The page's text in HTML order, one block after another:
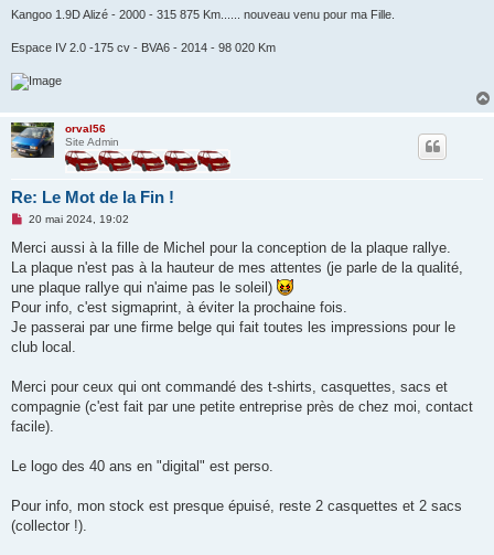
Kangoo 1.9D Alizé - 2000 - 315 875 Km...... nouveau venu pour ma Fille.
Espace IV 2.0 -175 cv - BVA6 - 2014 - 98 020 Km
orval56
Site Admin
Re: Le Mot de la Fin !
M
s
a
g
n
o
l
20 mai 2024, 19:02
Merci aussi à la fille de Michel pour la conception de la plaque rallye.
La plaque n'est pas à la hauteur de mes attentes (je parle de la qualité,
une plaque rallye qui n'aime pas le soleil)
Pour info, c'est sigmaprint, à éviter la prochaine fois.
Je passerai par une firme belge qui fait toutes les impressions pour le
club local.
Merci pour ceux qui ont commandé des t-shirts, casquettes, sacs et
compagnie (c'est fait par une petite entreprise près de chez moi, contact
facile).
Le logo des 40 ans en "digital" est perso.
Pour info, mon stock est presque épuisé, reste 2 casquettes et 2 sacs
(collector !).